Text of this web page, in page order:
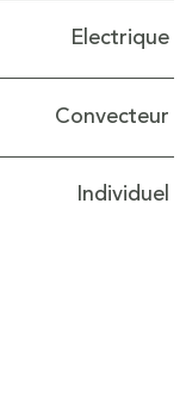
Electrique
Convecteur
Individuel